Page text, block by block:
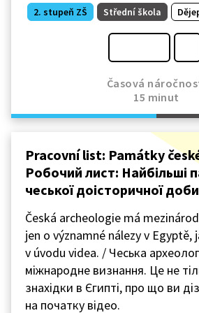
2. stupeň ZŠ Střední škola
Časová
15 minut
Pracovní list: Památky
Робочий лист: Найбільші
чеської доісторичної доби
Česká archeologie má
jen o významné nálezy v Egyptě,
v úvodu videa. / Чеська
міжнародне визнання. Це не
знахідки в Єгипті, про що ви
на початку відео.